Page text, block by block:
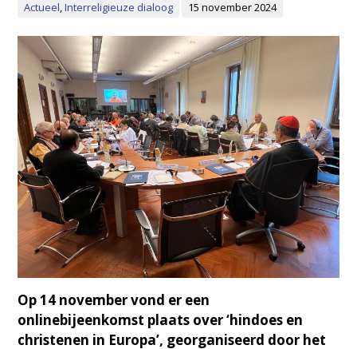
Actueel,Interreligieuze dialoog 15 november 2024
Op 14 november vond er een
onlinebijeenkomst plaats over ‘hindoes en
christenen in Europa’, georganiseerd door het